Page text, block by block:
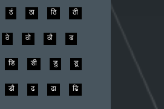
ठं ठा ठि ठी
ठे ठो ठौ ड
डि डी डु डू
डौ ढ ढा ढि